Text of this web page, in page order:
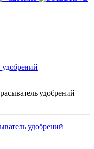
удобрений